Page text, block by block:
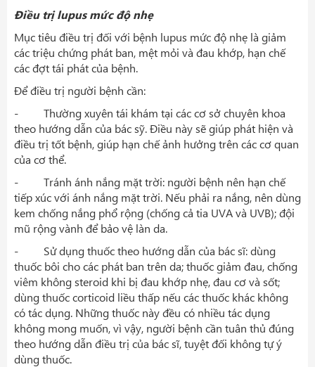
Điều trị lupus mức độ nhẹ
Mục tiêu điều trị đối với bệnh lupus mức độ nhẹ là giảm
các triệu chứng phát ban, mệt mỏi và đau khớp, hạn chế
các đợt tái phát của bệnh.
Để điều trị người bệnh cần:
- Thường xuyên tái khám tại các cơ sở chuyên khoa
theo hướng dẫn của bác sỹ. Điều này sẽ giúp phát hiện và
điều trị tốt bệnh, giúp hạn chế ảnh hưởng trên các cơ quan
của cơ thể.
- Tránh ánh nắng mặt trời: người bệnh nên hạn chế
tiếp xúc với ánh nắng mặt trời. Nếu phải ra nắng, nên dùng
kem chống nắng phổ rộng (chống cả tia UVA và UVB); đội
mũ rộng vành để bảo vệ làn da.
- Sử dụng thuốc theo hướng dẫn của bác sĩ: dùng
thuốc bôi cho các phát ban trên da; thuốc giảm đau, chống
viêm không steroid khi bị đau khớp nhẹ, đau cơ và sốt;
dùng thuốc corticoid liều thấp nếu các thuốc khác không
có tác dụng. Những thuốc này đều có nhiều tác dụng
không mong muốn, vì vậy, người bệnh cần tuân thủ đúng
theo hướng dẫn điều trị của bác sĩ, tuyệt đối không tự ý
dùng thuốc.